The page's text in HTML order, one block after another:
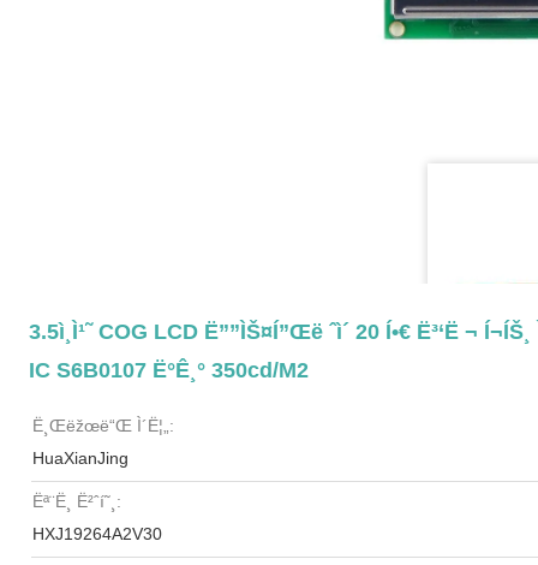
3.5ì¸ì¹˜ COG LCD Ë””ìŠ¤í”Œë ˆì´ 20 Í•€ Ë³‘ë ¬
IC S6B0107 Ë°ê¸° 350cd/m2
Ë¸Œëžœë“œ Ì´ë¦„:
HuaXianJing
Ëª¨ë¸ Ë²ˆí˜¸:
HXJ19264A2V30